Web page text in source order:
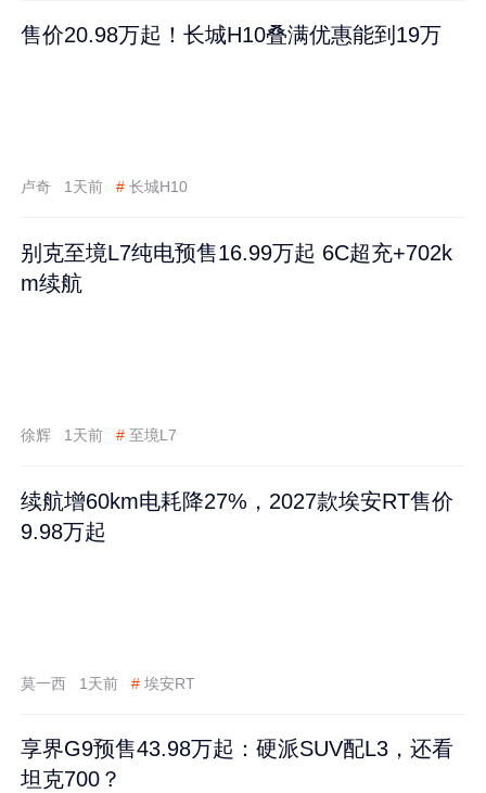
售价20.98万起！长城H10叠满优惠能到19万
卢奇 1天前 # 长城H10
别克至境L7纯电预售16.99万起 6C超充+702k
m续航
徐辉 1天前 # 至境L7
续航增60km电耗降27%，2027款埃安RT售价
9.98万起
莫一西 1天前 # 埃安RT
享界G9预售43.98万起：硬派SUV配L3，还看
坦克700？